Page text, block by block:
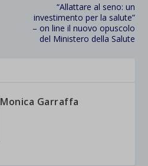
“Allattare al seno: un
investimento per la salute”
– on line il nuovo opuscolo
del Ministero della Salute
Monica Garraffa